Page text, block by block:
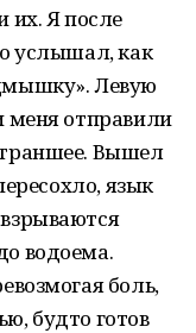
их. Я после
услышал, как
Левую
меня отправили
Вышел
язык
водоема.
боль,
будто готов